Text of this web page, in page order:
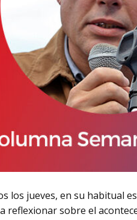
los jueves, en su habitual
reflexionar sobre el